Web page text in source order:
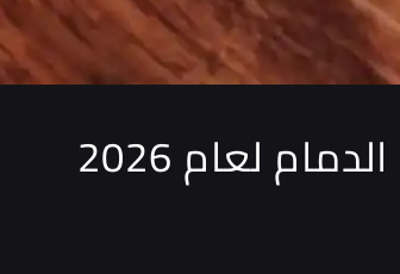
لعام 2026